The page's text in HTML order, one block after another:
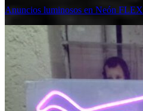
Anuncios luminosos en Neón FLEX